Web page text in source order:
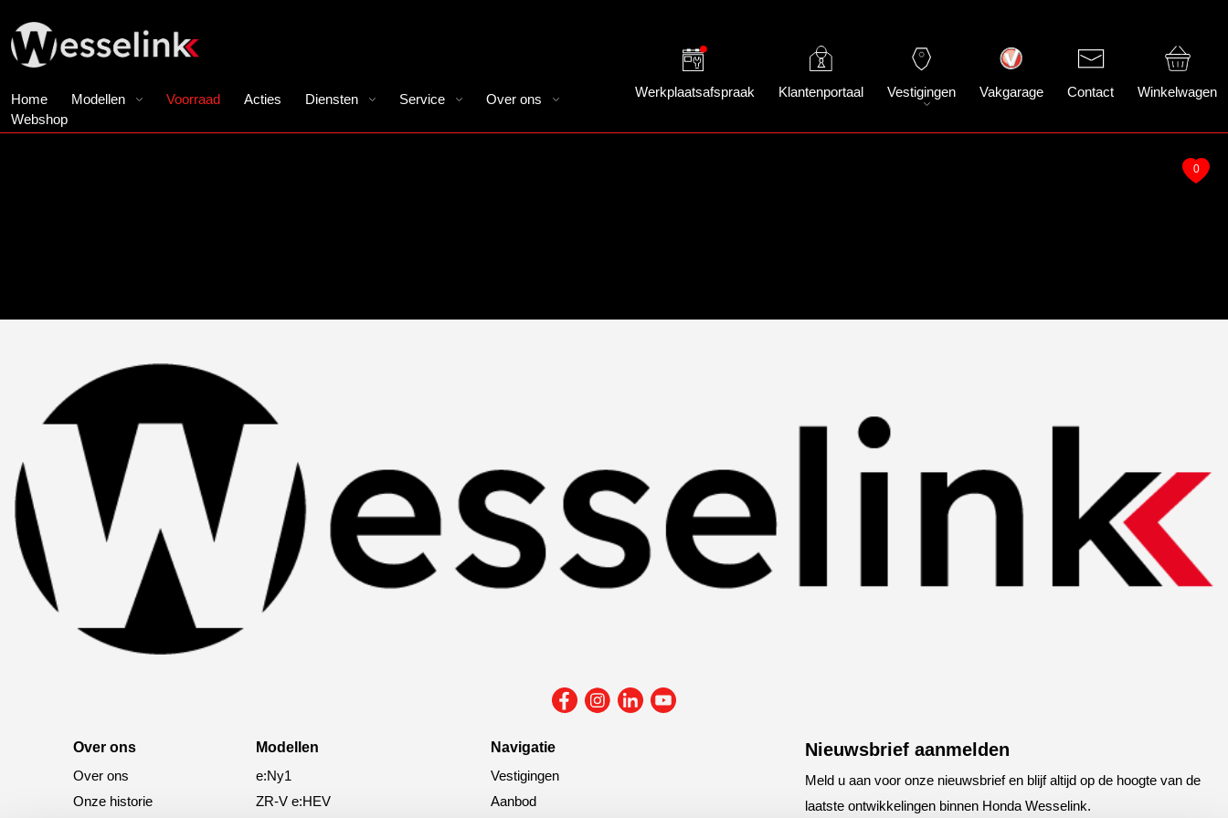
Home Modellen Voorraad Acties Diensten Service
Over ons
Webshop
Werkplaatsafspraak Klantenportaal Vestigingen Vakgarage Contact Winkelwagen
0
Over ons
Over ons
Onze historie
Modellen
e:Ny1
ZR-V e:HEV
Navigatie
Vestigingen
Aanbod
Nieuwsbrief aanmelden
Meld u aan voor onze nieuwsbrief en blijf altijd op de hoogte van de
laatste ontwikkelingen binnen Honda Wesselink.